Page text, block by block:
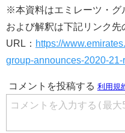
※本資料はエミレーツ・グ
および解釈は下記リンク先
URL： https://
group-announces-2020-21-